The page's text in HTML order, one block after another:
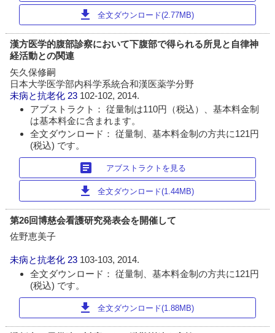
download 全文ダウンロード(2.77MB)
漢方医学的腹部診察において下腹部で得られる所見と自律神
経活動との関連
矢久保修嗣
日本大学医学部内科学系統合和漢医薬学分野
未病と抗老化 23 102-102, 2014.
アブストラクト： 従量制は110円（税込）、基本料金制
は基本料金に含まれます。
全文ダウンロード： 従量制、基本料金制の方共に121円
(税込) です。
article アブストラクトを見る
download 全文ダウンロード(1.44MB)
第26回博慈会看護研究発表会を開催して
佐野恵美子
未病と抗老化 23 103-103, 2014.
全文ダウンロード： 従量制、基本料金制の方共に121円
(税込) です。
download 全文ダウンロード(1.88MB)